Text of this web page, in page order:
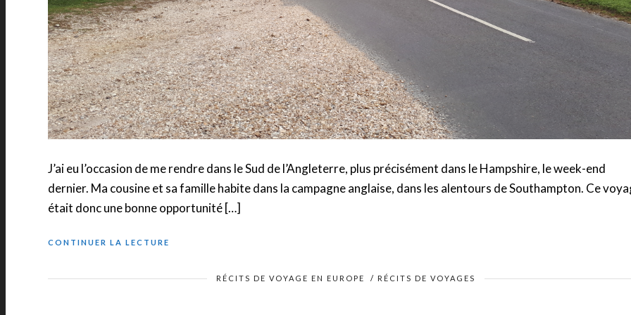
J’ai eu l’occasion de me rendre dans le Sud de l’Angleterre, plus précisément dans le Hampshire, le week-end
dernier. Ma cousine et sa famille habite dans la campagne anglaise, dans les alentours de Southampton. Ce
était donc une bonne opportunité […]
CONTINUER LA LECTURE
RÉCITS DE VOYAGE EN EUROPE / RÉCITS DE VOYAGES